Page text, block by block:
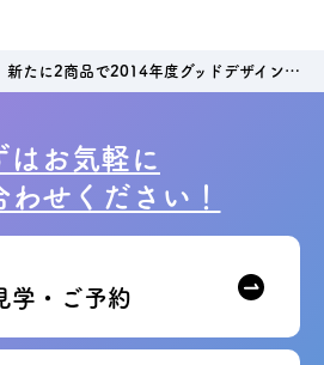
新たに2商品で2014年度グッドデザイン賞受賞しました
はお気軽に
わせください！
学・ご予約